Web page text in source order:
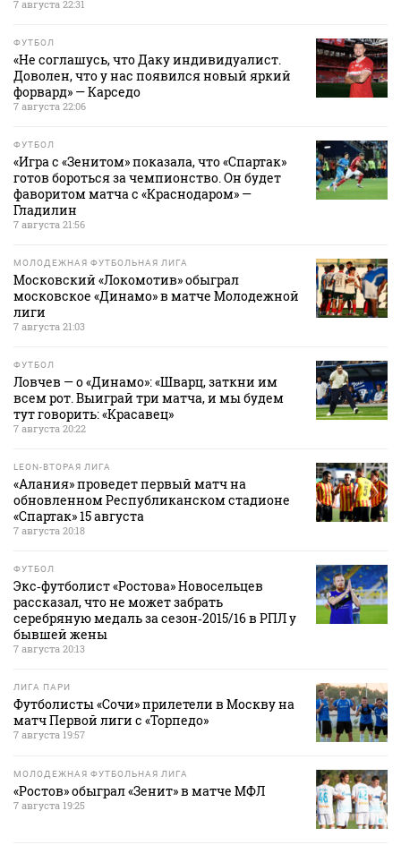
7 августа 22:31
ФУТБОЛ
«Не соглашусь, что Даку индивидуалист.
Доволен, что у нас появился новый яркий
форвард» — Карседо
7 августа 22:06
ФУТБОЛ
«Игра с «Зенитом» показала, что «Спартак»
готов бороться за чемпионство. Он будет
фаворитом матча с «Краснодаром» —
Гладилин
7 августа 21:56
МОЛОДЕЖНАЯ ФУТБОЛЬНАЯ ЛИГА
Московский «Локомотив» обыграл
московское «Динамо» в матче Молодежной
лиги
7 августа 21:03
ФУТБОЛ
Ловчев — о «Динамо»: «Шварц, заткни им
всем рот. Выиграй три матча, и мы будем
тут говорить: «Красавец»
7 августа 20:22
LEON-ВТОРАЯ ЛИГА
«Алания» проведет первый матч на
обновленном Республиканском стадионе
«Спартак» 15 августа
7 августа 20:18
ФУТБОЛ
Экс‑футболист «Ростова» Новосельцев
рассказал, что не может забрать
серебряную медаль за сезон‑2015/16 в РПЛ у
бывшей жены
7 августа 20:13
ЛИГА ПАРИ
Футболисты «Сочи» прилетели в Москву на
матч Первой лиги с «Торпедо»
7 августа 19:57
МОЛОДЕЖНАЯ ФУТБОЛЬНАЯ ЛИГА
«Ростов» обыграл «Зенит» в матче МФЛ
7 августа 19:25